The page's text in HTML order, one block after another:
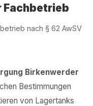
Fachbetrieb
nach § 62 AwSV
Birkenwerder
Bestimmungen
von Lagertanks